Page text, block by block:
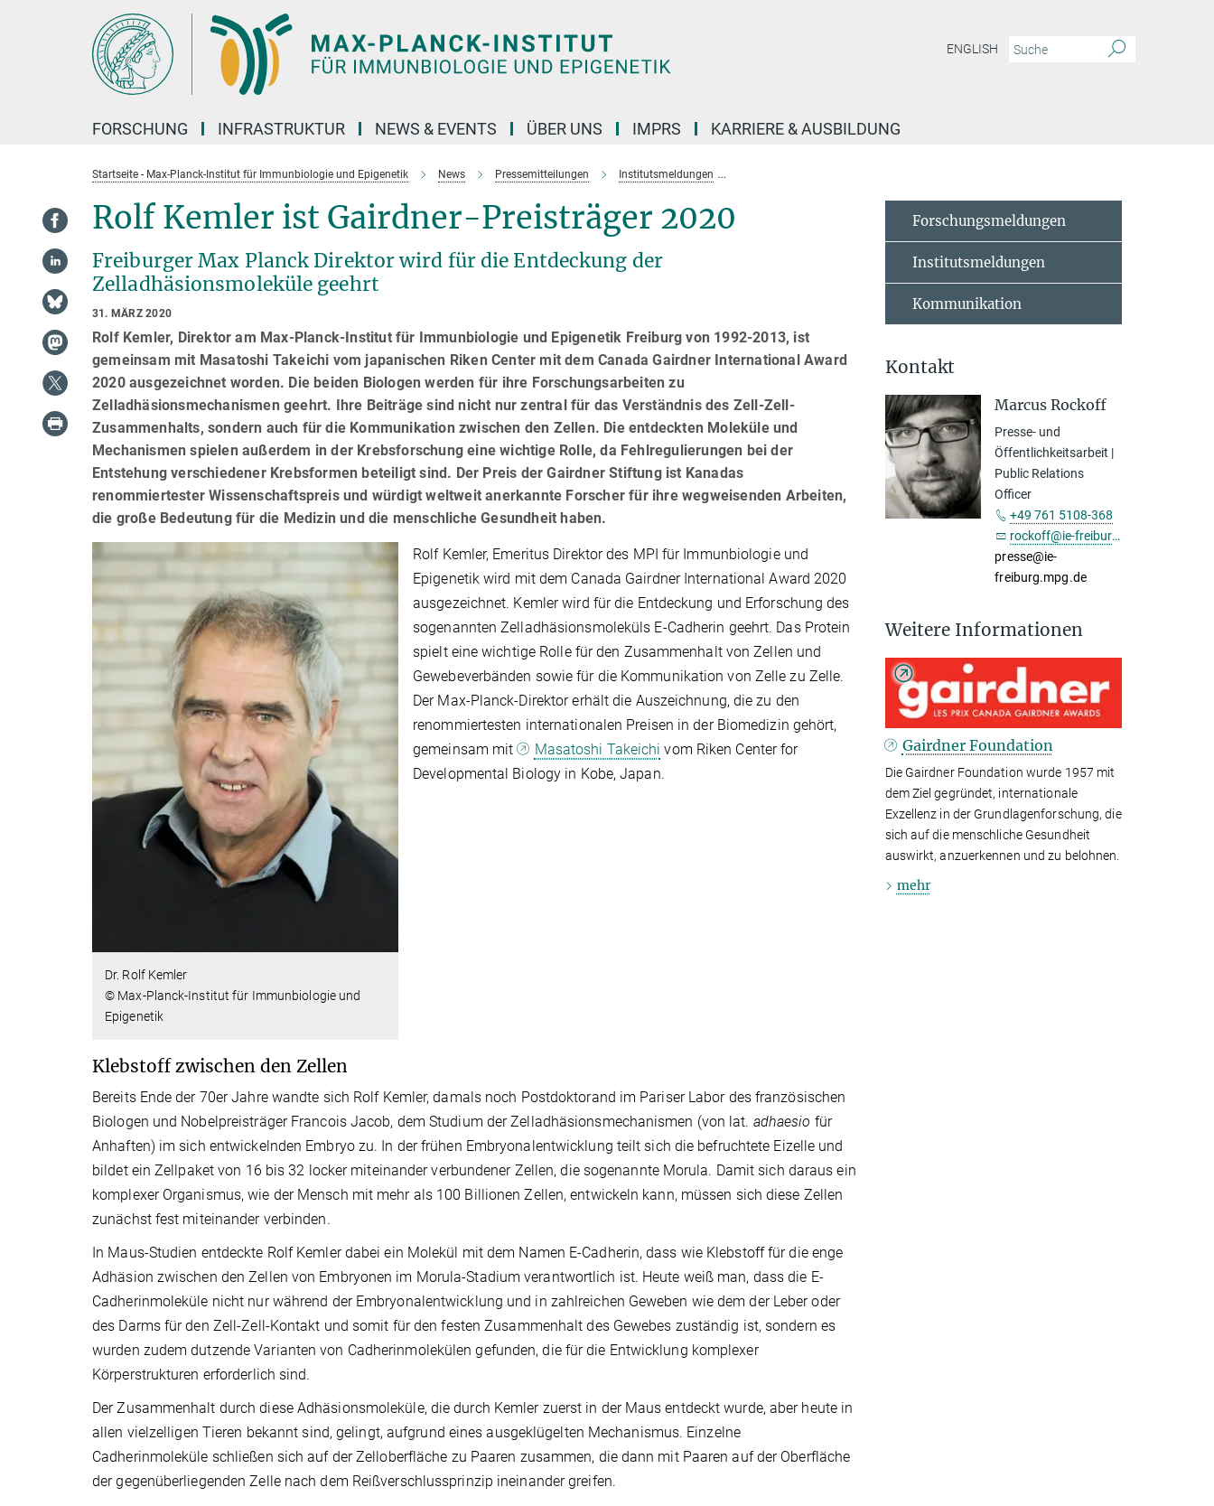
ENGLISH
FORSCHUNG INFRASTRUKTUR NEWS & EVENTS ÜBER UNS IMPRS KARRIERE & AUSBILDUNG
Startseite - Max-Planck-Institut für Immunbiologie und Epigenetik News Pressemitteilungen Institutsmeldungen
Rolf Kemler ist Gairdner-Preisträger 2020
Freiburger Max Planck Direktor wird für die Entdeckung der
Zelladhäsionsmoleküle geehrt
31. MÄRZ 2020
Rolf Kemler, Direktor am Max-Planck-Institut für Immunbiologie und Epigenetik Freiburg von 1992-2013, ist
gemeinsam mit Masatoshi Takeichi vom japanischen Riken Center mit dem Canada Gairdner International Award
2020 ausgezeichnet worden. Die beiden Biologen werden für ihre Forschungsarbeiten zu
Zelladhäsionsmechanismen geehrt. Ihre Beiträge sind nicht nur zentral für das Verständnis des Zell-Zell-
Zusammenhalts, sondern auch für die Kommunikation zwischen den Zellen. Die entdeckten Moleküle und
Mechanismen spielen außerdem in der Krebsforschung eine wichtige Rolle, da Fehlregulierungen bei der
Entstehung verschiedener Krebsformen beteiligt sind. Der Preis der Gairdner Stiftung ist Kanadas
renommiertester Wissenschaftspreis und würdigt weltweit anerkannte Forscher für ihre wegweisenden Arbeiten,
die große Bedeutung für die Medizin und die menschliche Gesundheit haben.
Dr. Rolf Kemler
© Max-Planck-Institut für Immunbiologie und
Epigenetik
Rolf Kemler, Emeritus Direktor des MPI für Immunbiologie und
Epigenetik wird mit dem Canada Gairdner International Award 2020
ausgezeichnet. Kemler wird für die Entdeckung und Erforschung des
sogenannten Zelladhäsionsmoleküls E-Cadherin geehrt. Das Protein
spielt eine wichtige Rolle für den Zusammenhalt von Zellen und
Gewebeverbänden sowie für die Kommunikation von Zelle zu Zelle.
Der Max-Planck-Direktor erhält die Auszeichnung, die zu den
renommiertesten internationalen Preisen in der Biomedizin gehört,
gemeinsam mit
Masatoshi Takeichi vom Riken Center for
Developmental Biology in Kobe, Japan.
Klebstoff zwischen den Zellen
Bereits Ende der 70er Jahre wandte sich Rolf Kemler, damals noch Postdoktorand im Pariser Labor des französischen
Biologen und Nobelpreisträger Francois Jacob, dem Studium der Zelladhäsionsmechanismen (von lat. adhaesio für
Anhaften) im sich entwickelnden Embryo zu. In der frühen Embryonalentwicklung teilt sich die befruchtete Eizelle und
bildet ein Zellpaket von 16 bis 32 locker miteinander verbundener Zellen, die sogenannte Morula. Damit sich daraus ein
komplexer Organismus, wie der Mensch mit mehr als 100 Billionen Zellen, entwickeln kann, müssen sich diese Zellen
zunächst fest miteinander verbinden.
In Maus-Studien entdeckte Rolf Kemler dabei ein Molekül mit dem Namen E-Cadherin, dass wie Klebstoff für die enge
Adhäsion zwischen den Zellen von Embryonen im Morula-Stadium verantwortlich ist. Heute weiß man, dass die E-
Cadherinmoleküle nicht nur während der Embryonalentwicklung und in zahlreichen Geweben wie dem der Leber oder
des Darms für den Zell-Zell-Kontakt und somit für den festen Zusammenhalt des Gewebes zuständig ist, sondern es
wurden zudem dutzende Varianten von Cadherinmolekülen gefunden, die für die Entwicklung komplexer
Körperstrukturen erforderlich sind.
Der Zusammenhalt durch diese Adhäsionsmoleküle, die durch Kemler zuerst in der Maus entdeckt wurde, aber heute in
allen vielzelligen Tieren bekannt sind, gelingt, aufgrund eines ausgeklügelten Mechanismus. Einzelne
Cadherinmoleküle schließen sich auf der Zelloberfläche zu Paaren zusammen, die dann mit Paaren auf der Oberfläche
der gegenüberliegenden Zelle nach dem Reißverschlussprinzip ineinander greifen.
Forschungsmeldungen
Institutsmeldungen
Kommunikation
Kontakt
Marcus Rockoff
Presse- und
Öffentlichkeitsarbeit |
Public Relations
Officer
+49 761 5108-368
rockoff@ie-freiburg.mpg.de
presse@ie-
freiburg.mpg.de
Weitere Informationen
Gairdner Foundation
Die Gairdner Foundation wurde 1957 mit
dem Ziel gegründet, internationale
Exzellenz in der Grundlagenforschung, die
sich auf die menschliche Gesundheit
auswirkt, anzuerkennen und zu belohnen.
mehr